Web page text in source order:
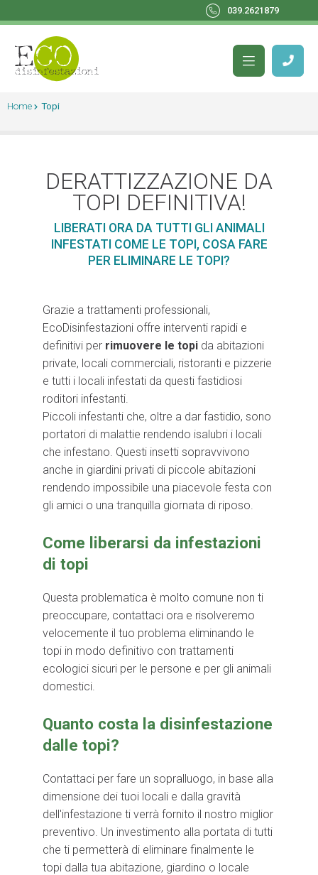
039.2621879
Home Topi
DERATTIZZAZIONE DA
TOPI DEFINITIVA!
LIBERATI ORA DA TUTTI GLI ANIMALI
INFESTATI COME LE TOPI, COSA FARE
PER ELIMINARE LE TOPI?
Grazie a trattamenti professionali,
EcoDisinfestazioni offre interventi rapidi e
definitivi per rimuovere le topi da abitazioni
private, locali commerciali, ristoranti e pizzerie
e tutti i locali infestati da questi fastidiosi
roditori infestanti.
Piccoli infestanti che, oltre a dar fastidio, sono
portatori di malattie rendendo isalubri i locali
che infestano. Questi insetti sopravvivono
anche in giardini privati di piccole abitazioni
rendendo impossibile una piacevole festa con
gli amici o una tranquilla giornata di riposo.
Come liberarsi da infestazioni
di topi
Questa problematica è molto comune non ti
preoccupare, contattaci ora e risolveremo
velocemente il tuo problema eliminando le
topi in modo definitivo con trattamenti
ecologici sicuri per le persone e per gli animali
domestici.
Quanto costa la disinfestazione
dalle topi?
Contattaci per fare un sopralluogo, in base alla
dimensione dei tuoi locali e dalla gravità
dell'infestazione ti verrà fornito il nostro miglior
preventivo. Un investimento alla portata di tutti
che ti permetterà di eliminare finalmente le
topi dalla tua abitazione, giardino o locale